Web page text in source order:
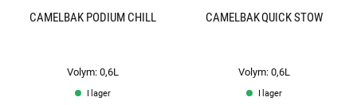
CAMELBAK PODIUM CHILL
Volym: 0,6L
I lager
CAMELBAK QUICK STOW
Volym: 0,6L
I lager